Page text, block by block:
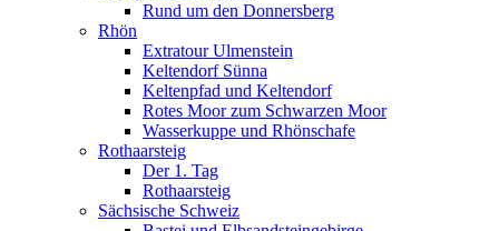
Rund um den Donnersberg
Rhön
Extratour Ulmenstein
Keltendorf Sünna
Keltenpfad und Keltendorf
Rotes Moor zum Schwarzen Moor
Wasserkuppe und Rhönschafe
Rothaarsteig
Der 1. Tag
Rothaarsteig
Sächsische Schweiz